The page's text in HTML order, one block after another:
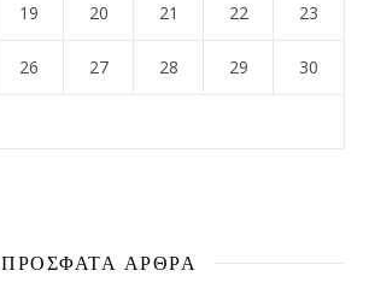
19 20 21 22 23
26 27 28 29 30
ΠΡΌΣΦΑΤΑ ΆΡΘΡΑ